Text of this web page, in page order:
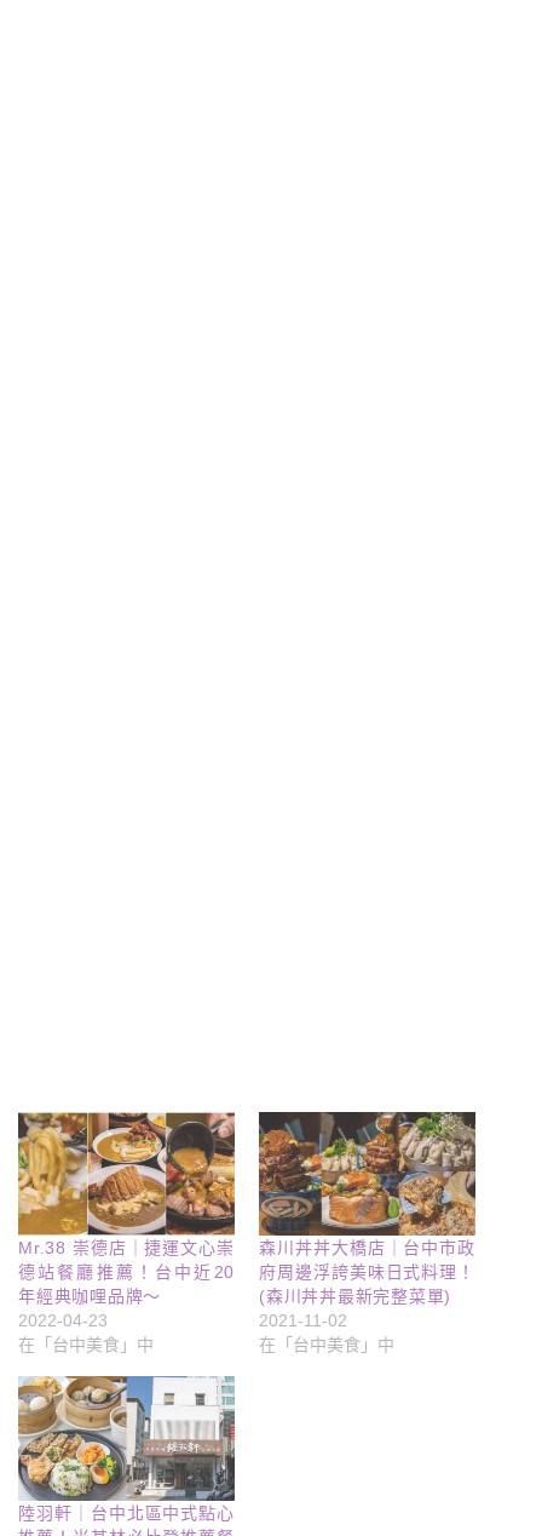
Mr.38 崇德店｜捷運文心崇
德站餐廳推薦！台中近20
年經典咖哩品牌～
2022-04-23
在「台中美食」中
森川丼丼大橋店｜台中市政
府周邊浮誇美味日式料理！
(森川丼丼最新完整菜單)
2021-11-02
在「台中美食」中
陸羽軒｜台中北區中式點心